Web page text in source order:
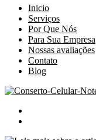
Inicio
Serviços
Por Que Nós
Para Sua Empresa
Nossas avaliações
Contato
Blog